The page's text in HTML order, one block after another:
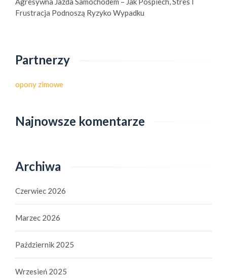
Frustracja Podnoszą Ryzyko Wypadku
Partnerzy
opony zimowe
Najnowsze komentarze
Archiwa
Czerwiec 2026
Marzec 2026
Październik 2025
Wrzesień 2025